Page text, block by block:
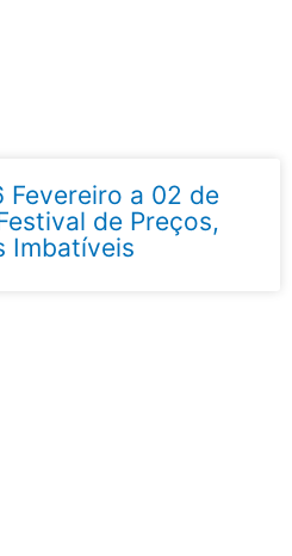
Fevereiro a 02 de
de Preços,
Imbatíveis